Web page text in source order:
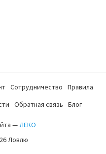
Сотрудничество
Правила
Обратная связь Блог
—ЛЕКО
Ловлю